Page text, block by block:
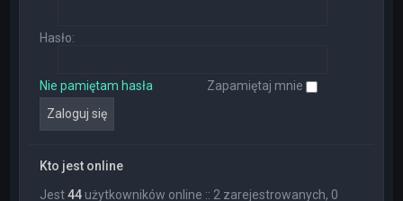
Hasło:
Nie pamiętam hasła Zapamiętaj mnie
Kto jest online
Jest44 użytkowników online :: 2 zarejestrowanych, 0